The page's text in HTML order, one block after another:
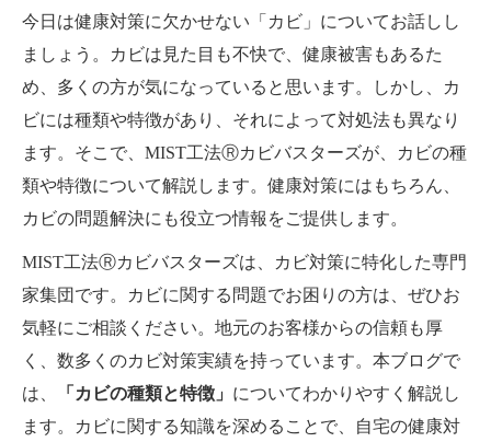
今日は健康対策に欠かせない「カビ」についてお話しし
ましょう。カビは見た目も不快で、健康被害もあるた
め、多くの方が気になっていると思います。しかし、カ
ビには種類や特徴があり、それによって対処法も異なり
ます。そこで、MIST工法Ⓡカビバスターズが、カビの種
類や特徴について解説します。健康対策にはもちろん、
カビの問題解決にも役立つ情報をご提供します。
MIST工法Ⓡカビバスターズは、カビ対策に特化した専門
家集団です。カビに関する問題でお困りの方は、ぜひお
気軽にご相談ください。地元のお客様からの信頼も厚
く、数多くのカビ対策実績を持っています。本ブログで
は、
「カビの種類と特徴」 についてわかりやすく解説し
ます。カビに関する知識を深めることで、自宅の健康対